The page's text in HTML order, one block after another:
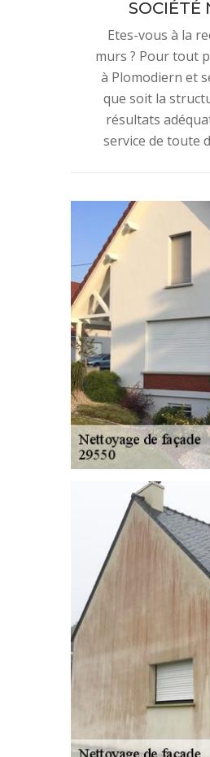
SOCIÉTÉ
Etes-vous à la
murs ? Pour tout
à Plomodiern et
que soit la
résultats
service de toute